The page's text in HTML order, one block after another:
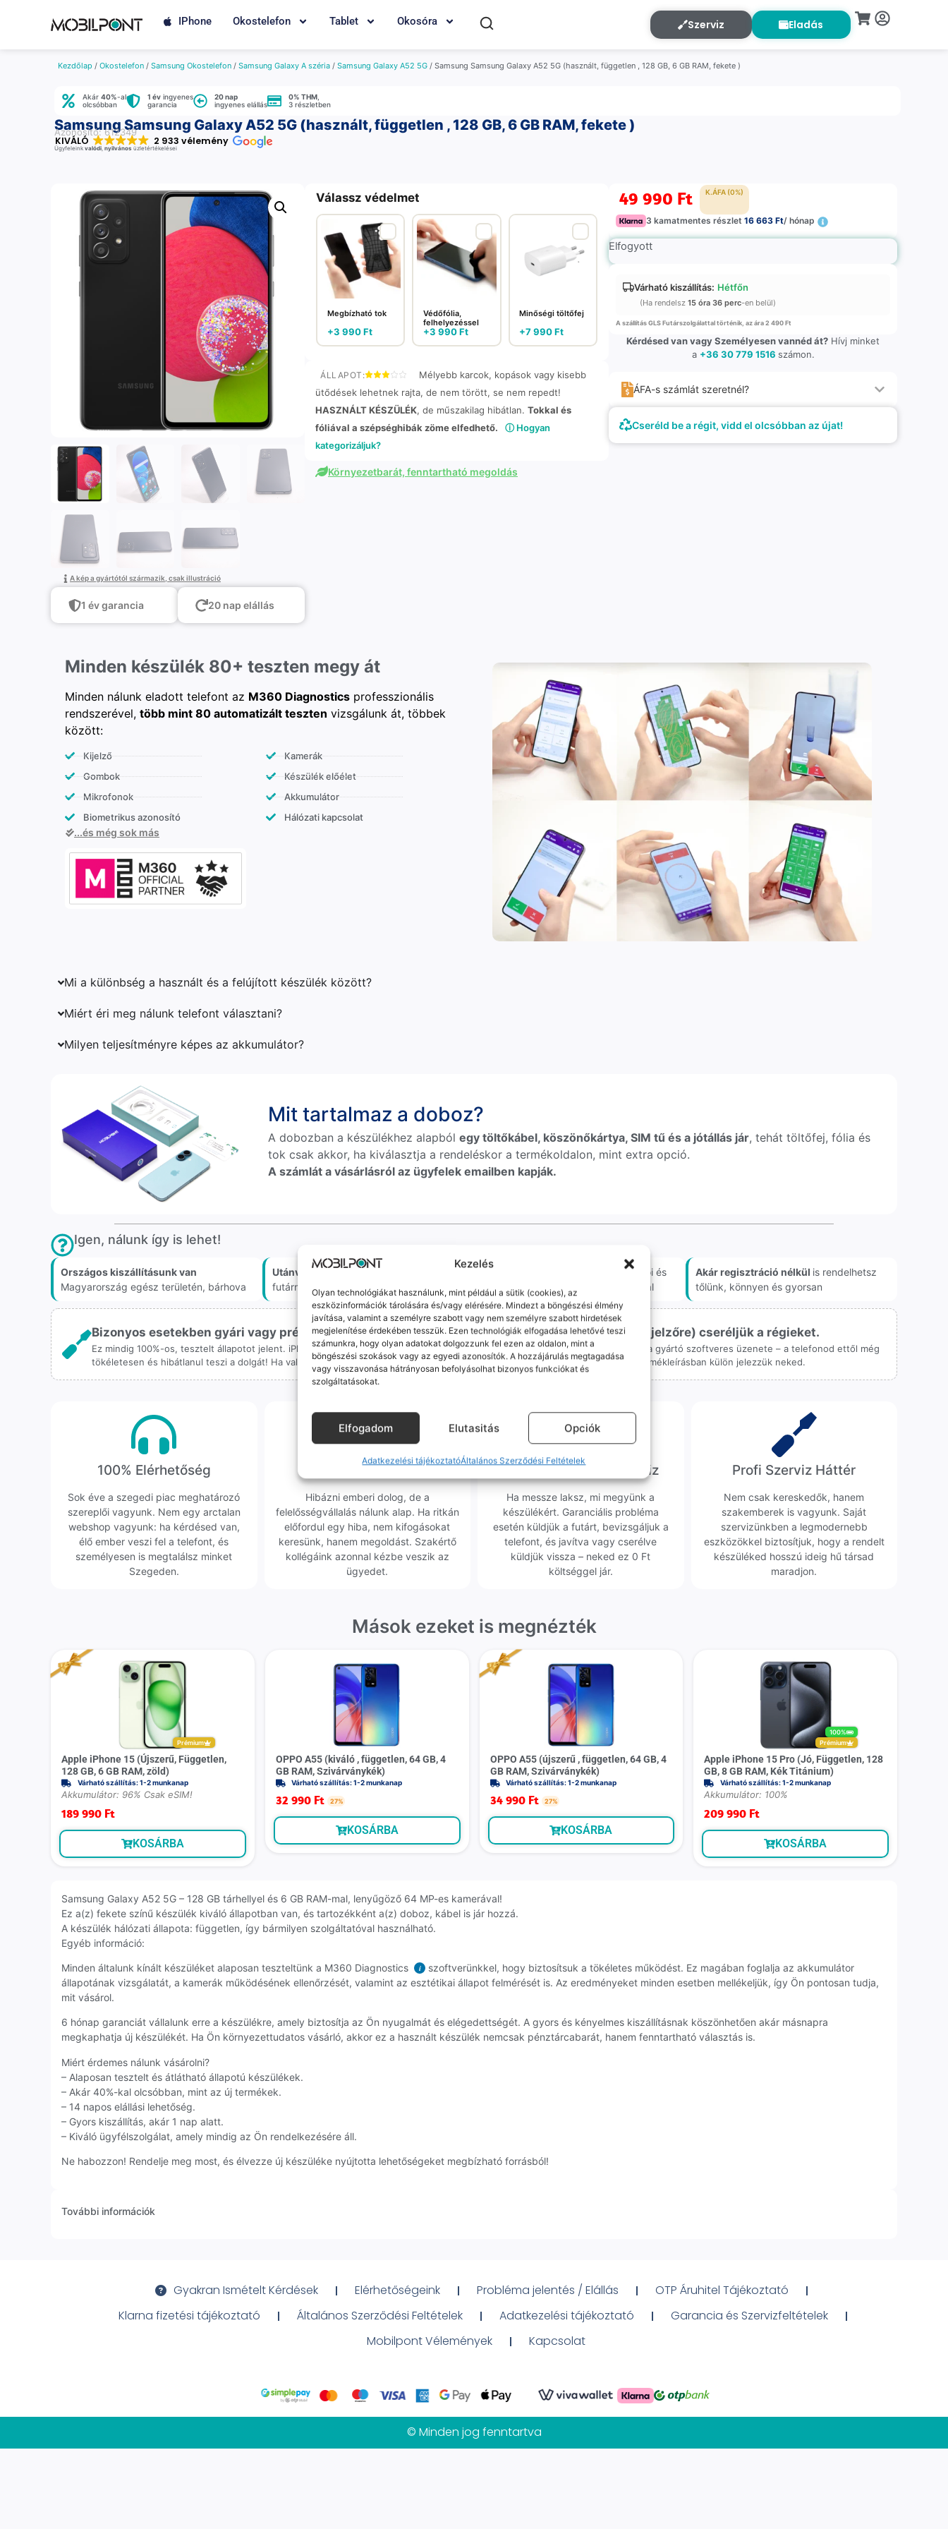
Kezelés
Olyan technológiákat használunk, mint például a sütik (cookies), az
eszközinformációk tárolására és/vagy elérésére. Mindezt a böngészési élmény
javítása, valamint a személyre szabott vagy nem személyre szabott hirdetések
megjelenítése érdekében tesszük. Ezen technológiák elfogadása lehetővé teszi
számunkra, hogy olyan adatokat dolgozzunk fel ezen az oldalon, mint a
böngészési szokások vagy az egyedi azonosítók. A hozzájárulás megtagadása
vagy visszavonása hátrányosan befolyásolhat bizonyos funkciókat és
szolgáltatásokat.
Elfogadom Elutasitás Opciók
Adatkezelési tájékoztatóÁltalános Szerződési Feltételek
IPhone Okostelefon Tablet Okosóra Szerviz Eladás
Kezdőlap / Okostelefon / Samsung Okostelefon / Samsung Galaxy A széria / Samsung Galaxy A52 5G / Samsung Samsung Galaxy A52 5G (használt, független , 128 GB, 6 GB RAM, fekete )
Akár 40%-al
olcsóbban
1 év ingyenes
garancia
20 nap
ingyenes elállás
0% THM
3 részletben
Samsung Samsung Galaxy A52 5G (használt, független , 128 GB, 6 GB RAM, fekete )
Azonosító: 612349
KIVÁLÓ 2 933 vélemény
Ügyfeleink valódi, nyilvános üzletértékelései
A kép a gyártótól származik, csak illustráció
1 év garancia 20 nap elállás
Válassz védelmet
Megbízható tok
+3 990Ft
Védőfólia,
felhelyezéssel
+3 990Ft
Minőségi töltőfej
+7 990Ft
ÁLLAPOT:
Mélyebb karcok, kopások vagy kisebb
ütődések lehetnek rajta, de nem törött, se nem repedt!
HASZNÁLT KÉSZÜLÉK, de műszakilag hibátlan. Tokkal és
fóliával a szépséghibák zöme elfedhető.
ⓘ Hogyan
kategorizáljuk?
Környezetbarát, fenntartható megoldás
49 990 Ft K.ÁFA (0%)
3 kamatmentes részlet16 663 Ft/ hónap
Elfogyott
Várható kiszállítás: Hétfőn
(Ha rendelsz15 óra 36 perc-en belül)
A szállítás GLS Futárszolgálattal történik, az ára 2 490 Ft
Kérdésed van vagy Személyesen vannéd át? Hívj minket
a +36 30 779 1516 számon.
ÁFA-s számlát szeretnél?
Cseréld be a régit, vidd el olcsóbban az újat!
Minden készülék 80+ teszten megy át
Minden nálunk eladott telefont az M360 Diagnostics professzionális
rendszerével, több mint 80 automatizált teszten vizsgálunk át, többek
között:
Kijelző
Gombok
Mikrofonok
Biometrikus azonosító
Kamerák
Készülék előélet
Akkumulátor
Hálózati kapcsolat
...és még sok más
Mi a különbség a használt és a felújított készülék között?
Miért éri meg nálunk telefont választani?
Milyen teljesítményre képes az akkumulátor?
Mit tartalmaz a doboz?
A dobozban a készülékhez alapbólegy töltőkábel, köszönőkártya, SIM tű és a jótállás jár, tehát töltőfej, fólia és
tok csak akkor, ha kiválasztja a rendeléskor a termékoldalon, mint extra opció.
A számlát a vásárlásról az ügyfelek emailben kapják.
Igen, nálunk így is lehet!
Országos kiszállításunk van
Magyarország egész területén, bárhova
Utánvét akár készpénzben
futárnál, amikor megérkezik a csomagod
Személyes átvételi lehetőségMakói és
Szegedi üzletünkben is akár azonnal
Akár regisztráció nélkül is rendelhetsz
tőlünk, könnyen és gyorsan
Bizonyos esetekben gyári vagy prémium minőségű alkatrészekre (pl. új akkumulátorra vagy kijelzőre) cseréljük a régieket.
Ez mindig 100%-os, tesztelt állapotot jelent. iPhone-oknál előfordulhat az "Ismeretlen alkatrész" jelzés, de ne aggódj, ez csak a gyártó szoftveres üzenete – a telefonod ettől még
tökéletesen és hibátlanul teszi a dolgát! Ha valahol (pl. Samsung S-széria) a gyárinál rosszabb minőségű az alkatrész, azt a termékleírásban külön jelezzük neked.
100% Elérhetőség
Sok éve a szegedi piac meghatározó
szereplői vagyunk. Nem egy arctalan
webshop vagyunk: ha kérdésed van,
élő ember veszi fel a telefont, és
személyesen is megtalálsz minket
Szegeden.
Korrekt Ügyintézés
Hibázni emberi dolog, de a
felelősségvállalás nálunk alap. Ha ritkán
előfordul egy hiba, nem kifogásokat
keresünk, hanem megoldást. Szakértő
kollégáink azonnal kézbe veszik az
ügyedet.
Ingyenes Futár & Szerviz
Ha messze laksz, mi megyünk a
készülékért. Garanciális probléma
esetén küldjük a futárt, bevizsgáljuk a
telefont, és javítva vagy cserélve
küldjük vissza – neked ez 0 Ft
költséggel jár.
Profi Szerviz Háttér
Nem csak kereskedők, hanem
szakemberek is vagyunk. Saját
szervizünkben a legmodernebb
eszközökkel biztosítjuk, hogy a rendelt
készüléked hosszú ideig hű társad
maradjon.
Mások ezeket is megnézték
Prémium
Apple iPhone 15 (Újszerű, Független,
128 GB, 6 GB RAM, zöld)
Várható szállítás: 1-2 munkanap
Akkumulátor: 96% Csak eSIM!
189 990 Ft
KOSÁRBA
OPPO A55 (kiváló , független, 64 GB, 4
GB RAM, Szivárványkék)
Várható szállítás: 1-2 munkanap
32 990 Ft 27%
KOSÁRBA
OPPO A55 (újszerű , független, 64 GB, 4
GB RAM, Szivárványkék)
Várható szállítás: 1-2 munkanap
34 990 Ft 27%
KOSÁRBA
100%
Prémium
Apple iPhone 15 Pro (Jó, Független, 128
GB, 8 GB RAM, Kék Titánium)
Várható szállítás: 1-2 munkanap
Akkumulátor: 100%
209 990 Ft
KOSÁRBA
Samsung Galaxy A52 5G – 128 GB tárhellyel és 6 GB RAM-mal, lenyűgöző 64 MP-es kamerával!
Ez a(z) fekete színű készülék kiváló állapotban van, és tartozékként a(z) doboz, kábel is jár hozzá.
A készülék hálózati állapota: független, így bármilyen szolgáltatóval használható.
Egyéb információ:
Minden általunk kínált készüléket alaposan teszteltünk a M360 Diagnostics i
szoftverünkkel, hogy biztosítsuk a tökéletes működést. Ez magában foglalja az akkumulátor
állapotának vizsgálatát, a kamerák működésének ellenőrzését, valamint az esztétikai állapot felmérését is. Az eredményeket minden esetben mellékeljük, így Ön pontosan tudja,
mit vásárol.
6 hónap garanciát vállalunk erre a készülékre, amely biztosítja az Ön nyugalmát és elégedettségét. A gyors és kényelmes kiszállításnak köszönhetően akár másnapra
megkaphatja új készülékét. Ha Ön környezettudatos vásárló, akkor ez a használt készülék nemcsak pénztárcabarát, hanem fenntartható választás is.
Miért érdemes nálunk vásárolni?
– Alaposan tesztelt és átlátható állapotú készülékek.
– Akár 40%-kal olcsóbban, mint az új termékek.
– 14 napos elállási lehetőség.
– Gyors kiszállítás, akár 1 nap alatt.
– Kiváló ügyfélszolgálat, amely mindig az Ön rendelkezésére áll.
Ne habozzon! Rendelje meg most, és élvezze új készüléke nyújtotta lehetőségeket megbízható forrásból!
További információk
Gyakran Ismételt Kérdések Elérhetőségeink Probléma jelentés / Elállás
OTP Áruhitel Tájékoztató
Klarna fizetési tájékoztató
Általános Szerződési Feltételek Adatkezelési tájékoztató
Garancia és Szervizfeltételek
Mobilpont Vélemények
Kapcsolat
© Minden jog fenntartva